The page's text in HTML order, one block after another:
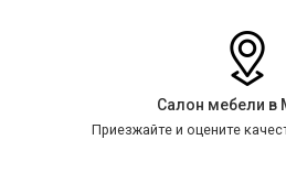
Салон мебели в
Приезжайте и оцените